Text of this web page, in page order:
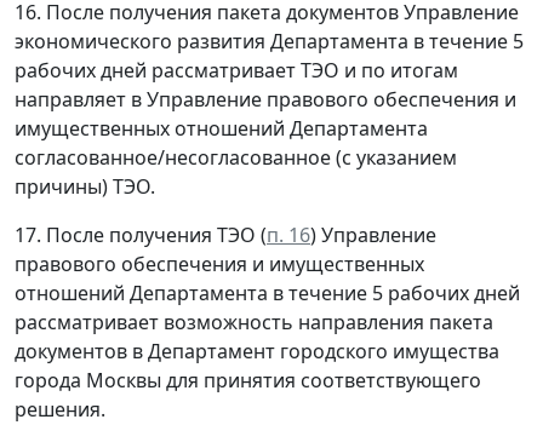
16. После получения пакета документов Управление
экономического развития Департамента в течение 5
рабочих дней рассматривает ТЭО и по итогам
направляет в Управление правового обеспечения и
имущественных отношений Департамента
согласованное/несогласованное (с указанием
причины) ТЭО.
17. После получения ТЭО (п. 16) Управление
правового обеспечения и имущественных
отношений Департамента в течение 5 рабочих дней
рассматривает возможность направления пакета
документов в Департамент городского имущества
города Москвы для принятия соответствующего
решения.